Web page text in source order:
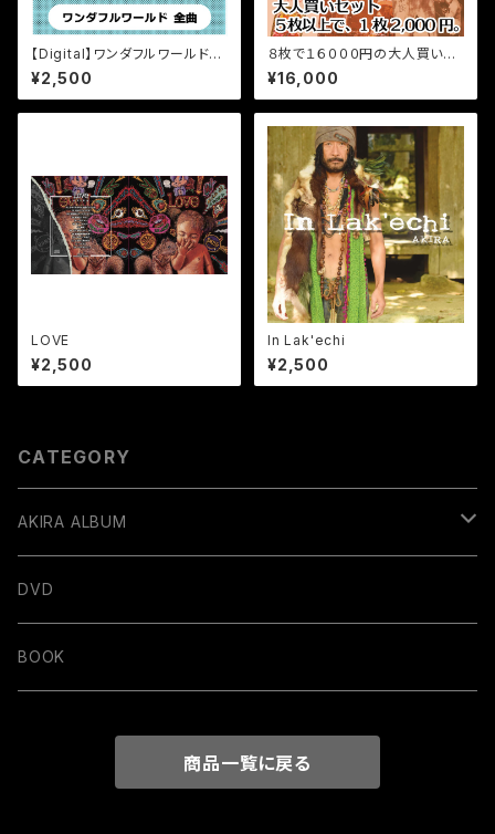
【Digital】ワンダフルワールド
【全曲】
¥2,500
８枚で１６０００円の大人買いセ
ット
¥16,000
LOVE
¥2,500
In Lak'echi
¥2,500
CATEGORY
AKIRA ALBUM
デジタル販売
DVD
BOOK
商品一覧に戻る